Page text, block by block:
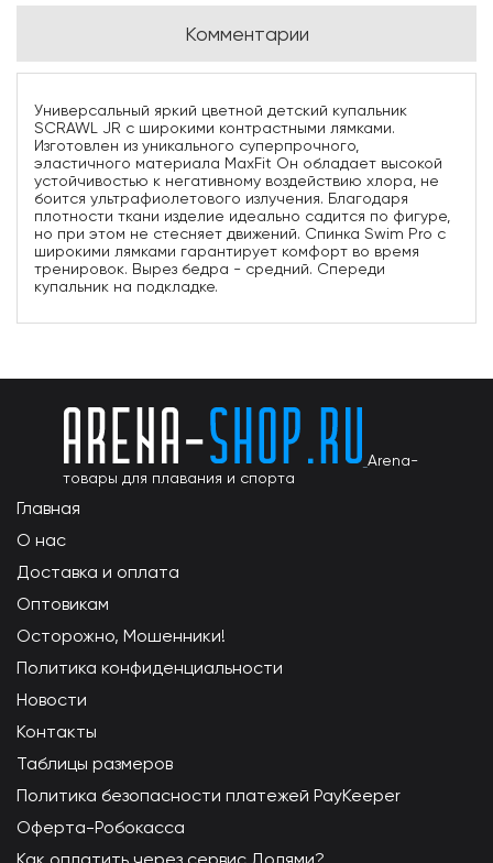
Комментарии
Универсальный яркий цветной детский купальник
SCRAWL JR с широкими контрастными лямками.
Изготовлен из уникального суперпрочного,
эластичного материала MaxFit Он обладает высокой
устойчивостью к негативному воздействию хлора, не
боится ультрафиолетового излучения. Благодаря
плотности ткани изделие идеально садится по фигуре,
но при этом не стесняет движений. Спинка Swim Pro с
широкими лямками гарантирует комфорт во время
тренировок. Вырез бедра - средний. Спереди
купальник на подкладке.
Arena-
товары для плавания и спорта
Главная
О нас
Доставка и оплата
Оптовикам
Осторожно, Мошенники!
Политика конфиденциальности
Новости
Контакты
Таблицы размеров
Политика безопасности платежей PayKeeper
Оферта-Робокасса